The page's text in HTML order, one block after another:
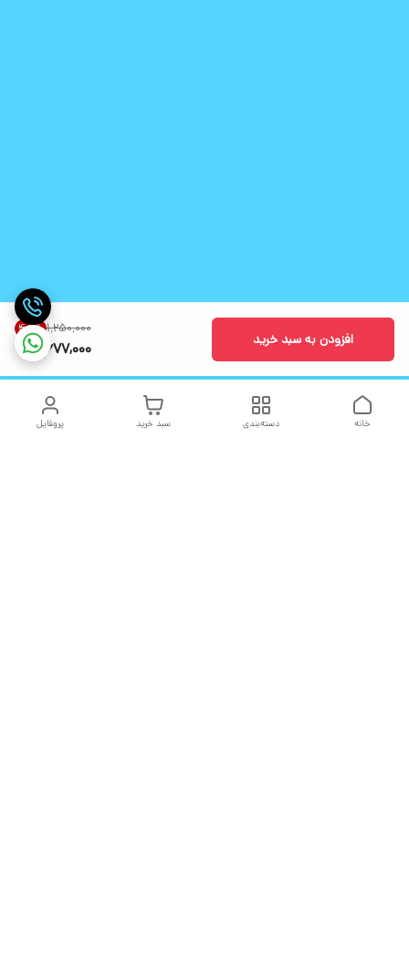
۱٬۲۵۰٬۰۰۰ 45%
677,000 افزودن به سبد خرید
پروفایل سبد خرید دسته‌بندی خانه